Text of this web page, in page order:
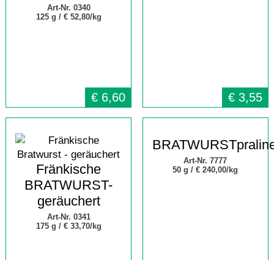
Art-Nr. 0340
125 g / € 52,80/kg
€ 6,60 € 3,55
Fränkische
BRATWURST-
geräuchert
Art-Nr. 0341
175 g / € 33,70/kg
Art-Nr. 7777
50 g /€ 240,00/kg